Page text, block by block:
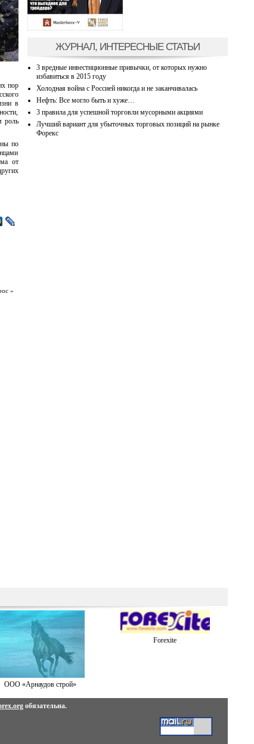
пор
в
роль
по
от
»
ЖУРНАЛ, ИНТЕРЕСНЫЕ СТАТЬИ
3 вредные инвестиционные привычки, от которых нужно
избавиться в 2015 году
Холодная война с Россией никогда и не заканчивалась
Нефть: Все могло быть и хуже…
3 правила для успешной торговли мусорными акциями
Лучший вариант для убыточных торговых позиций на рынке
Форекс
ООО «Арнаудов строй»
Forexite
обязательна.